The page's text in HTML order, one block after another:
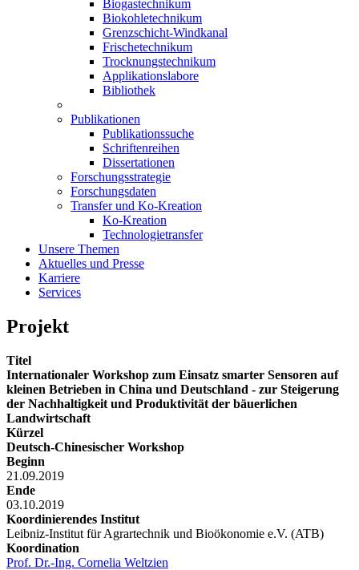
Biogastechnikum
Biokohletechnikum
Grenzschicht-Windkanal
Frischetechnikum
Trocknungstechnikum
Applikationslabore
Bibliothek
Publikationen
Publikationssuche
Schriftenreihen
Dissertationen
Forschungsstrategie
Forschungsdaten
Transfer und Ko-Kreation
Ko-Kreation
Technologietransfer
Unsere Themen
Aktuelles und Presse
Karriere
Services
Projekt
Titel
Internationaler Workshop zum Einsatz smarter Sensoren auf
kleinen Betrieben in China und Deutschland - zur Steigerung
der Nachhaltigkeit und Produktivität der bäuerlichen
Landwirtschaft
Kürzel
Deutsch-Chinesischer Workshop
Beginn
21.09.2019
Ende
03.10.2019
Koordinierendes Institut
Leibniz-Institut für Agrartechnik und Bioökonomie e.V. (ATB)
Koordination
Prof. Dr.-Ing. Cornelia Weltzien